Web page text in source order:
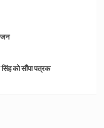
सिंह को सौंपा पत्रक